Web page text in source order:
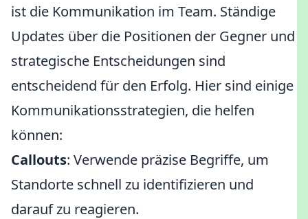
ist die Kommunikation im Team. Ständige
Updates über die Positionen der Gegner und
strategische Entscheidungen sind
entscheidend für den Erfolg. Hier sind einige
Kommunikationsstrategien, die helfen
können:
Callouts: Verwende präzise Begriffe, um
Standorte schnell zu identifizieren und
darauf zu reagieren.